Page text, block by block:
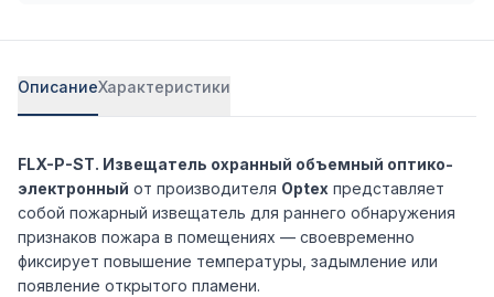
ОписаниеХарактеристики
FLX-P-ST. Извещатель охранный объемный оптико-
электронный от производителя Optex представляет
собой пожарный извещатель для раннего обнаружения
признаков пожара в помещениях — своевременно
фиксирует повышение температуры, задымление или
появление открытого пламени.